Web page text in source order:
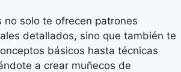
no solo te ofrecen patrones
detallados, sino que también te
básicos hasta técnicas
a crear muñecos de